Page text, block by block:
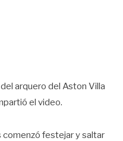
arquero del Aston Villa
el video.
festejar y saltar